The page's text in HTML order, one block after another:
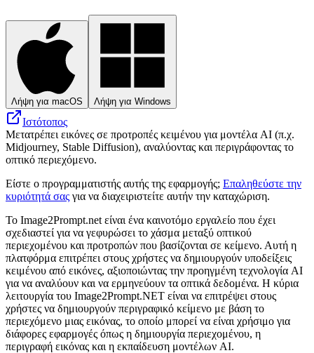
Λήψη για macOS Λήψη για Windows
Ιστότοπος
Μετατρέπει εικόνες σε προτροπές κειμένου για μοντέλα AI (π.χ.
Midjourney, Stable Diffusion), αναλύοντας και περιγράφοντας το
οπτικό περιεχόμενο.
Είστε ο προγραμματιστής αυτής της εφαρμογής; Επαληθεύστε την
κυριότητά σας για να διαχειριστείτε αυτήν την καταχώριση.
Το Image2Prompt.net είναι ένα καινοτόμο εργαλείο που έχει
σχεδιαστεί για να γεφυρώσει το χάσμα μεταξύ οπτικού
περιεχομένου και προτροπών που βασίζονται σε κείμενο. Αυτή η
πλατφόρμα επιτρέπει στους χρήστες να δημιουργούν υποδείξεις
κειμένου από εικόνες, αξιοποιώντας την προηγμένη τεχνολογία AI
για να αναλύουν και να ερμηνεύουν τα οπτικά δεδομένα. Η κύρια
λειτουργία του Image2Prompt.NET είναι να επιτρέψει στους
χρήστες να δημιουργούν περιγραφικό κείμενο με βάση το
περιεχόμενο μιας εικόνας, το οποίο μπορεί να είναι χρήσιμο για
διάφορες εφαρμογές όπως η δημιουργία περιεχομένου, η
περιγραφή εικόνας και η εκπαίδευση μοντέλων AI.